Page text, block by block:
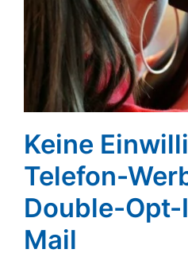
Keine
Telefon-
Double-Opt-
Mail